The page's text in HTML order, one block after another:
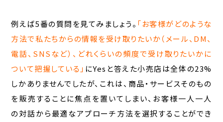
例えば5番の質問を見てみましょう。 「お客様がどのような
方法で私たちからの情報を受け取りたいか（メール、DM、
電話、SNSなど）、どれくらいの頻度で受け取りたいかに
ついて把握している」 にYesと答えた小売店は全体の23%
しかありませんでしたが、これは、商品・サービスそのもの
を販売することに焦点を置いてしまい、お客様一人一人
の対話から最適なアプローチ方法を選択することができ